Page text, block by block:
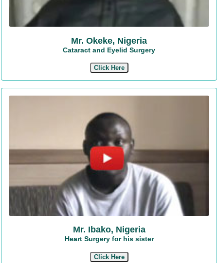
Mr. Okeke, Nigeria
Cataract and Eyelid Surgery
Click Here
Mr. Ibako, Nigeria
Heart Surgery for his sister
Click Here